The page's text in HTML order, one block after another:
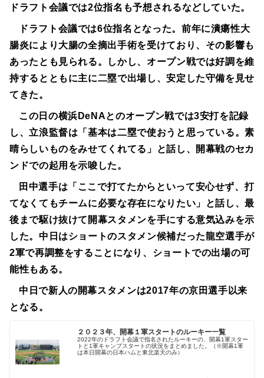
ドラフト会議では2位指名も予想されるなどしていた。
ドラフト会議では6位指名となった。前年に潰瘍性大
腸炎により大腸の全摘出手術を受けており、その影響も
あったとも見られる。しかし、オープン戦では好調を維
持するとともに主に二塁で出場し、安定した守備を見せ
てきた。
この日の横浜DeNAとのオープン戦では3安打を記録
し、立浪監督は「基本は二塁で使おうと思っている。素
晴らしいものをみせてくれてる」と話し、開幕戦のセカ
ンドでの起用を示唆した。
田中選手は「ここで打てたからといって安心せず、打
てなくてもチームに必要な存在になりたい」と話し、最
後まで駆け抜けて開幕スタメンを手にする意気込みを示
した。中日はショートのスタメン候補だった龍空選手が
2軍で再調整をすることになり、ショートでの出場の可
能性もある。
中日で新人の開幕スタメンは2017年の京田選手以来
となる。
２０２３年、開幕１軍スタートのルーキー一覧
2022年のドラフト会議で指名されたルーキーの、開幕1軍スター
トと1軍キャンプスタートの状況をまとめました。（※開幕1軍
は本日開幕の日本ハムと東北楽天のみ）